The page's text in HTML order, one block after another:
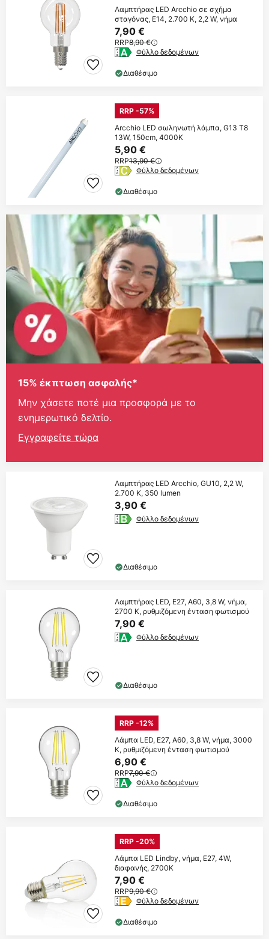
Λαμπτήρας LED Arcchio σε σχήμα
σταγόνας, E14, 2.700 K, 2,2 W, νήμα
7,90 €
RRP8,90 €
Φύλλο δεδομένων
Διαθέσιμο
RRP -57%
Arcchio LED σωληνωτή λάμπα, G13 T8
13W, 150cm, 4000K
5,90 €
RRP13,90 €
Φύλλο δεδομένων
Διαθέσιμο
15% έκπτωση ασφαλής*
Μην χάσετε ποτέ μια προσφορά με το
ενημερωτικό δελτίο.
Εγγραφείτε τώρα
Λαμπτήρας LED Arcchio, GU10, 2,2 W,
2.700 K, 350 lumen
3,90 €
Φύλλο δεδομένων
Διαθέσιμο
Λαμπτήρας LED, E27, A60, 3,8 W, νήμα,
2700 K, ρυθμιζόμενη ένταση φωτισμού
7,90 €
Φύλλο δεδομένων
Διαθέσιμο
RRP -12%
Λάμπα LED, E27, A60, 3,8 W, νήμα, 3000
K, ρυθμιζόμενη ένταση φωτισμού
6,90 €
RRP7,90 €
Φύλλο δεδομένων
Διαθέσιμο
RRP -20%
Λάμπα LED Lindby, νήμα, E27, 4W,
διαφανής, 2700K
7,90 €
RRP9,90 €
Φύλλο δεδομένων
Διαθέσιμο